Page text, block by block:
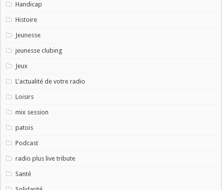
Handicap
Histoire
Jeunesse
jeunesse clubing
Jeux
L'actualité de votre radio
Loisirs
mix session
patois
Podcast
radio plus live tribute
Santé